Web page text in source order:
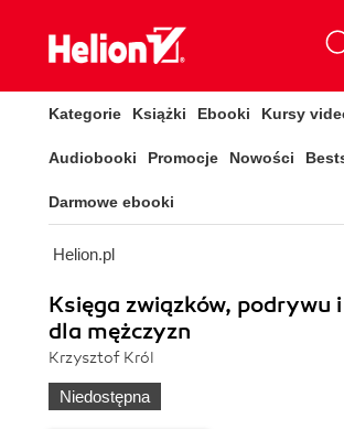
Kategorie Książki Ebooki Kursy
Audiobooki Promocje Nowości
Darmowe ebooki
Helion.pl
Księga związków, podrywu
dla mężczyzn
Krzysztof Król
Niedostępna